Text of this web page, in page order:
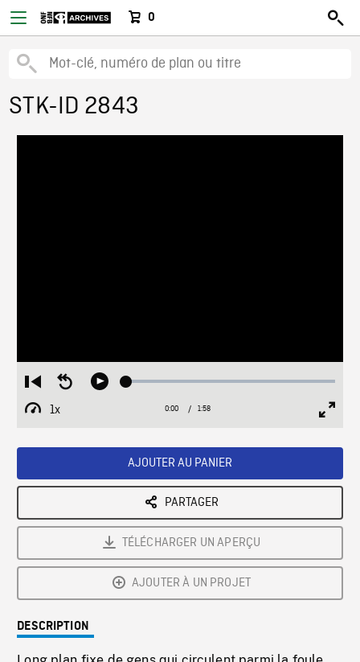
0
STK-ID 2843
Restart
from
beginning
Seek
Play Loaded:
1x
Playback
Current
0:00 / Duration
1:58
AJOUTER AU PANIER
PARTAGER
TÉLÉCHARGER UN APERÇU
AJOUTER À UN PROJET
DESCRIPTION